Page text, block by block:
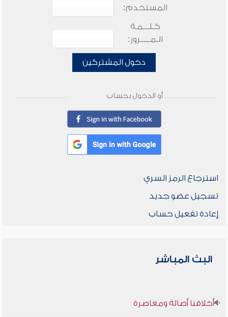
المستخدم:
كـلـــمـة
الـمـــــرور:
دخول المشتركين
أو الدخول بحساب
استرجاع الرمز السري
تسجيل عضو جديد
إعادة تفعيل حساب
البث المباشر
أخلاقنا أصالة ومعاصرة